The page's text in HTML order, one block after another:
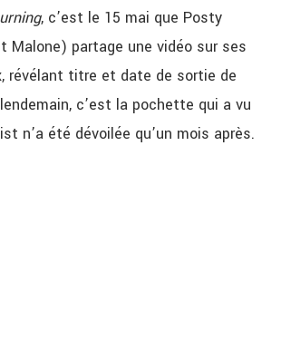
, c’est le 15 mai que Posty
Malone) partage une vidéo sur ses
révélant titre et date de sortie de
c’est la pochette qui a vu
n’a été dévoilée qu’un mois après.